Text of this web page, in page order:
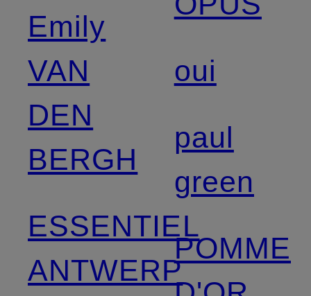
Emily
VAN
DEN
BERGH
ESSENTIEL
ANTWERP
oui
paul
green
POMME